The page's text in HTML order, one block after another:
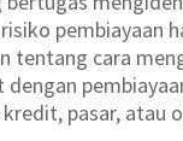
pembiayaan
tentang cara
pasar, atau